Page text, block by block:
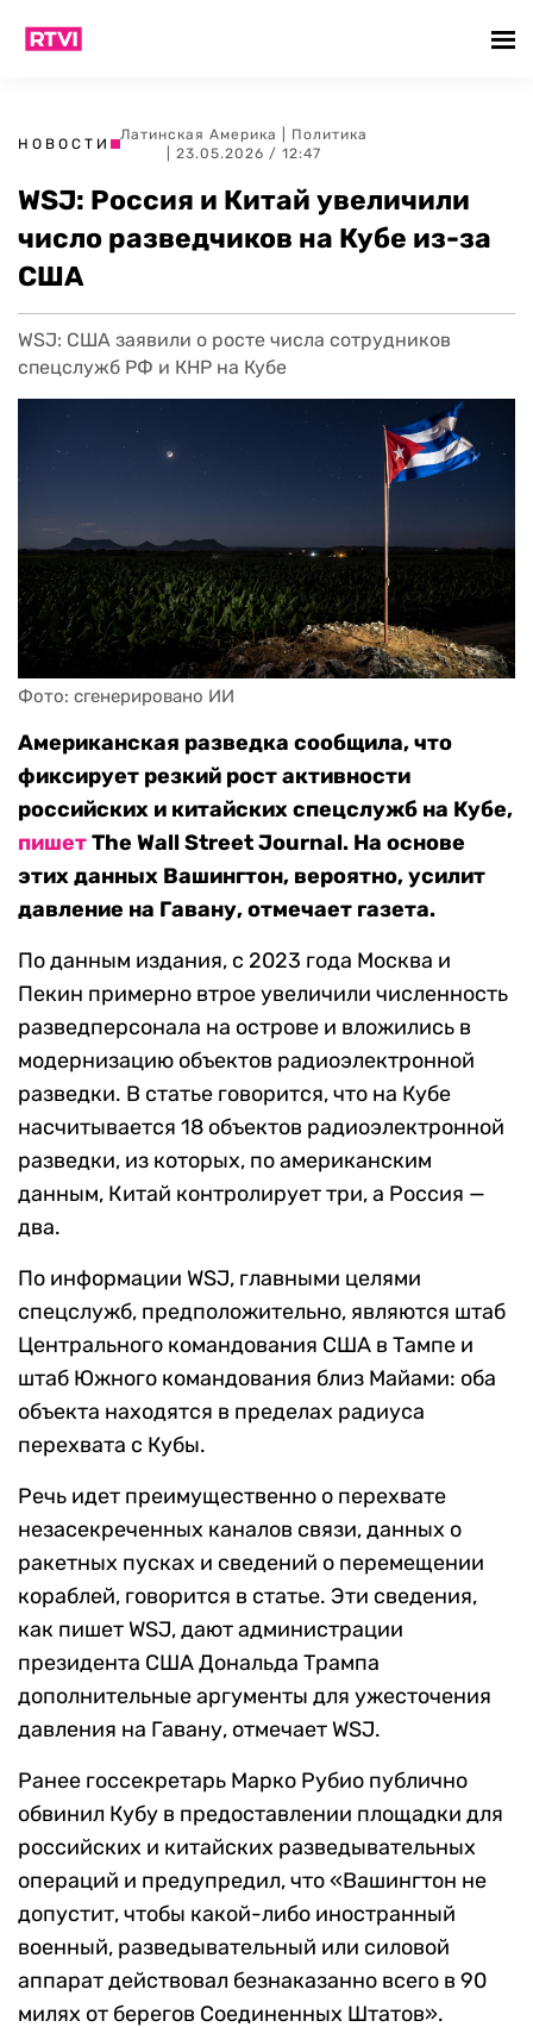
НОВОСТИ
Латинская Америка
Политика
| 23.05.2026 / 12:47
WSJ: Россия и Китай увеличили
число разведчиков на Кубе из-за
США
WSJ: США заявили о росте числа сотрудников
спецслужб РФ и КНР на Кубе
Фото: сгенерировано ИИ
Американская разведка сообщила, что
фиксирует резкий рост активности
российских и китайских спецслужб на Кубе,
пишетThe Wall Street Journal. На основе
этих данных Вашингтон, вероятно, усилит
давление на Гавану, отмечает газета.
По данным издания, с 2023 года Москва и
Пекин примерно втрое увеличили численность
разведперсонала на острове и вложились в
модернизацию объектов радиоэлектронной
разведки. В статье говорится, что на Кубе
насчитывается 18 объектов радиоэлектронной
разведки, из которых, по американским
данным, Китай контролирует три, а Россия —
два.
По информации WSJ, главными целями
спецслужб, предположительно, являются штаб
Центрального командования США в Тампе и
штаб Южного командования близ Майами: оба
объекта находятся в пределах радиуса
перехвата с Кубы.
Речь идет преимущественно о перехвате
незасекреченных каналов связи, данных о
ракетных пусках и сведений о перемещении
кораблей, говорится в статье. Эти сведения,
как пишет WSJ, дают администрации
президента США Дональда Трампа
дополнительные аргументы для ужесточения
давления на Гавану, отмечает WSJ.
Ранее госсекретарь Марко Рубио публично
обвинил Кубу в предоставлении площадки для
российских и китайских разведывательных
операций и предупредил, что «Вашингтон не
допустит, чтобы какой-либо иностранный
военный, разведывательный или силовой
аппарат действовал безнаказанно всего в 90
милях от берегов Соединенных Штатов».